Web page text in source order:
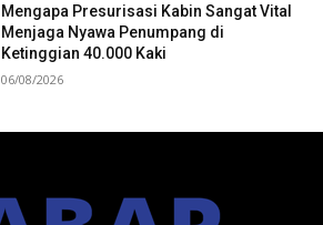
Mengapa Presurisasi Kabin Sangat Vital
Menjaga Nyawa Penumpang di
Ketinggian 40.000 Kaki
06/08/2026